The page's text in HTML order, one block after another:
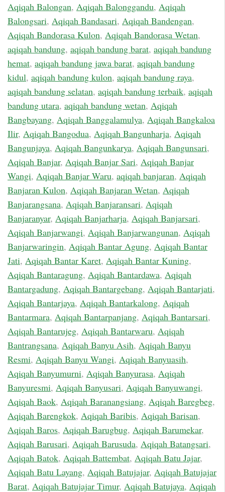
Aqiqah Balongan, Aqiqah Balonggandu, Aqiqah
Balongsari, Aqiqah Bandasari, Aqiqah Bandengan,
Aqiqah Bandorasa Kulon, Aqiqah Bandorasa Wetan,
aqiqah bandung, aqiqah bandung barat, aqiqah bandung
hemat, aqiqah bandung jawa barat, aqiqah bandung
kidul, aqiqah bandung kulon, aqiqah bandung raya,
aqiqah bandung selatan, aqiqah bandung terbaik, aqiqah
bandung utara, aqiqah bandung wetan, Aqiqah
Bangbayang, Aqiqah Banggalamulya, Aqiqah Bangkaloa
Ilir, Aqiqah Bangodua, Aqiqah Bangunharja, Aqiqah
Bangunjaya, Aqiqah Bangunkarya, Aqiqah Bangunsari,
Aqiqah Banjar, Aqiqah Banjar Sari, Aqiqah Banjar
Wangi, Aqiqah Banjar Waru, aqiqah banjaran, Aqiqah
Banjaran Kulon, Aqiqah Banjaran Wetan, Aqiqah
Banjarangsana, Aqiqah Banjaransari, Aqiqah
Banjaranyar, Aqiqah Banjarharja, Aqiqah Banjarsari,
Aqiqah Banjarwangi, Aqiqah Banjarwangunan, Aqiqah
Banjarwaringin, Aqiqah Bantar Agung, Aqiqah Bantar
Jati, Aqiqah Bantar Karet, Aqiqah Bantar Kuning,
Aqiqah Bantaragung, Aqiqah Bantardawa, Aqiqah
Bantargadung, Aqiqah Bantargebang, Aqiqah Bantarjati,
Aqiqah Bantarjaya, Aqiqah Bantarkalong, Aqiqah
Bantarmara, Aqiqah Bantarpanjang, Aqiqah Bantarsari,
Aqiqah Bantarujeg, Aqiqah Bantarwaru, Aqiqah
Bantrangsana, Aqiqah Banyu Asih, Aqiqah Banyu
Resmi, Aqiqah Banyu Wangi, Aqiqah Banyuasih,
Aqiqah Banyumurni, Aqiqah Banyurasa, Aqiqah
Banyuresmi, Aqiqah Banyusari, Aqiqah Banyuwangi,
Aqiqah Baok, Aqiqah Baranangsiang, Aqiqah Baregbeg,
Aqiqah Barengkok, Aqiqah Baribis, Aqiqah Barisan,
Aqiqah Baros, Aqiqah Barugbug, Aqiqah Barumekar,
Aqiqah Barusari, Aqiqah Barusuda, Aqiqah Batangsari,
Aqiqah Batok, Aqiqah Battembat, Aqiqah Batu Jajar,
Aqiqah Batu Layang, Aqiqah Batujajar, Aqiqah Batujajar
Barat, Aqiqah Batujajar Timur, Aqiqah Batujaya, Aqiqah